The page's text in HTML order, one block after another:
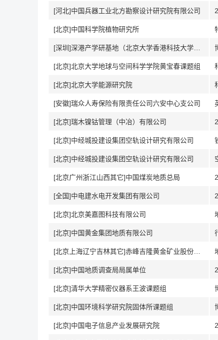
[河北]中国兵器工业北方勘察设计研究院有限公司
[北京]中国科学院植物研究所
[北京]北京大学地球与空间科学学院黄宝春课题组
[北京]北京大学能源研究院
[安徽]瑞众人寿保险有限责任公司六安中心支公司
[北京]瑞木镍钴管理（中冶）有限公司
[北京]中经城投建设集团空轨设计研究有限公司
[北京]中经城投建设集团空轨设计研究有限公司
[北京广州浙江山西其它]中国煤炭地质总局
[全国]中电建水电开发集团有限公司
[北京]北京美嘉图科技有限公司
[北京]中国黄金集团地质有限公司
[北京]中国地质调查局局属单位
[北京]清华大学精密仪器系王波课题组
[北京]中国环境科学研究院固体所课题组
[北京]中国电子信息产业发展研究院